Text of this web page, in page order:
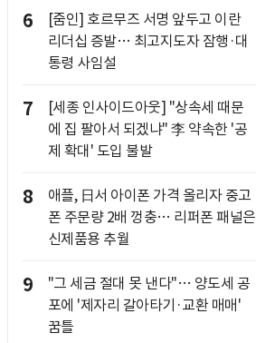
6
[줌인] 호르무즈 서명 앞두고 이란
리더십 증발… 최고지도자 잠행·대
통령 사임설
7
[세종 인사이드아웃] "상속세 때문
에 집 팔아서 되겠냐" 李 약속한 '공
제 확대' 도입 불발
8
애플, 日서 아이폰 가격 올리자 중고
폰 주문량 2배 껑충… 리퍼폰 패널은
신제품용 추월
9
"그 세금 절대 못 낸다"… 양도세 공
포에 '제자리 갈아타기·교환 매매'
꿈틀